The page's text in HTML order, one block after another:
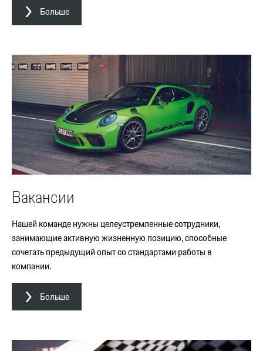
Больше
Вакансии
Нашей команде нужны целеустремленные сотрудники,
занимающие активную жизненную позицию, способные
сочетать предыдущий опыт со стандартами работы в
компании.
Больше